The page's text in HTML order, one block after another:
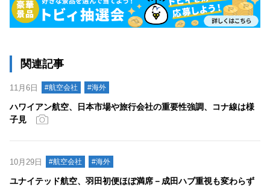
関連記事
11月6日 #航空会社 #海外
ハワイアン航空、日本市場や旅行会社の重要性強調、コナ線は様
子見
10月29日 #航空会社 #海外
ユナイテッド航空、羽田初便ほぼ満席－成田ハブ重視も変わらず